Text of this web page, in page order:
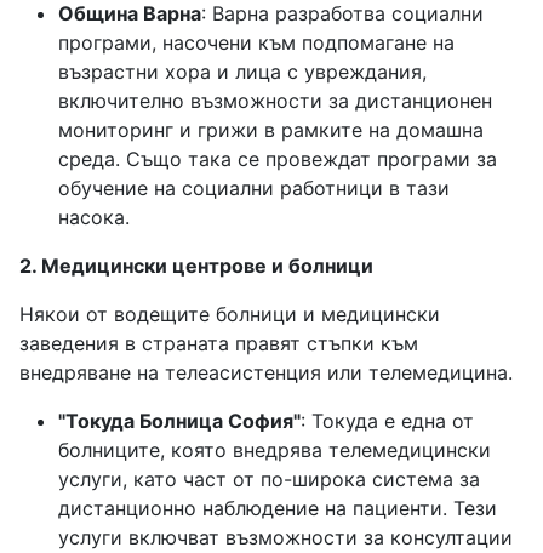
Община Варна: Варна разработва социални
програми, насочени към подпомагане на
възрастни хора и лица с увреждания,
включително възможности за дистанционен
мониторинг и грижи в рамките на домашна
среда. Също така се провеждат програми за
обучение на социални работници в тази
насока.
2. Медицински центрове и болници
Някои от водещите болници и медицински
заведения в страната правят стъпки към
внедряване на телеасистенция или телемедицина.
"Токуда Болница София": Токуда е една от
болниците, която внедрява телемедицински
услуги, като част от по-широка система за
дистанционно наблюдение на пациенти. Тези
услуги включват възможности за консултации